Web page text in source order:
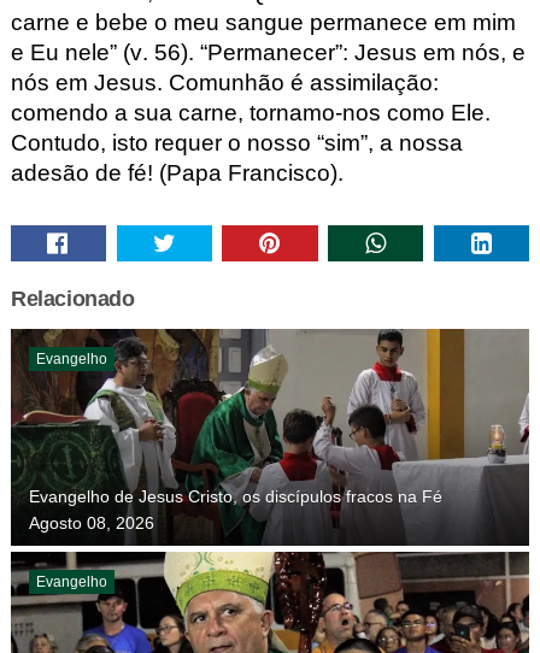
carne e bebe o meu sangue permanece em mim
e Eu nele”(v. 56). “Permanecer”: Jesus em nós, e
nós em Jesus. Comunhão é assimilação:
comendo a sua carne, tornamo-nos como Ele.
Contudo, isto requer o nosso “sim”, a nossa
adesão de fé! (Papa Francisco).
Relacionado
Evangelho
Evangelho de Jesus Cristo, os discípulos fracos na Fé
Agosto 08, 2026
Evangelho